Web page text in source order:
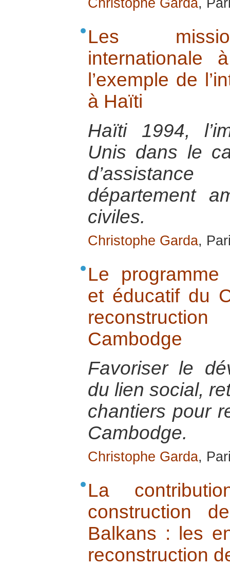
Christophe Garda,
Les
internationale
l’exemple de
à Haïti
Haïti 1994,
Unis dans le
département
civiles.
Christophe Garda,
Le programme
et éducatif du
Cambodge
Favoriser le
du lien social,
chantiers pour
Cambodge.
Christophe Garda,
La
construction
Balkans : les
reconstruction